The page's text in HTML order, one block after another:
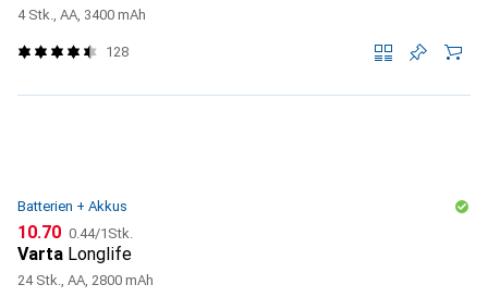
4 Stk., AA, 3400 mAh
128
Batterien + Akkus
CHF
10.70 CHF
0.44/1Stk.
Varta Longlife
24 Stk., AA, 2800 mAh